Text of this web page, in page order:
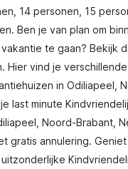
14 personen, 15
Ben je van plan om
te gaan? Bekijk
Hier vind je
in Odiliapeel,
last minute
Noord-Brabant,
gratis annulering.